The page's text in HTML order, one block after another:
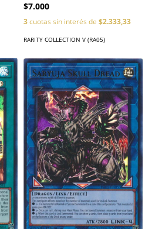
$7.000
3cuotas sin interés de $2.333,33
RARITY COLLECTION V (RA05)